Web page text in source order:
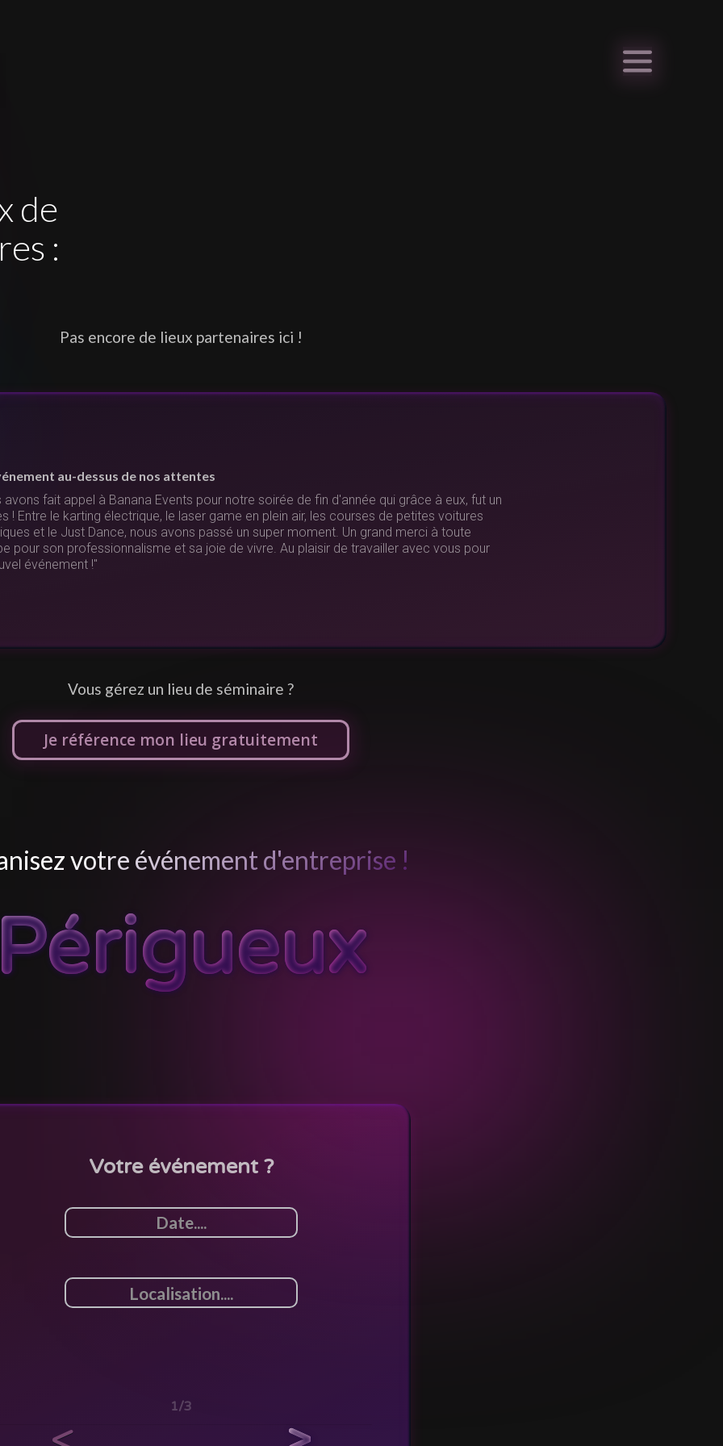
de
:
Pas encore de lieux partenaires ici !
au-dessus de nos attentes
avons fait appel à Banana Events pour notre soirée de fin d'année qui grâce à eux, fut un
! Entre le karting électrique, le laser game en plein air, les courses de petites voitures
et le Just Dance, nous avons passé un super moment. Un grand merci à toute
pour son professionnalisme et sa joie de vivre. Au plaisir de travailler avec vous pour
événement !"
Vous gérez un lieu de séminaire ?
Je référence mon lieu gratuitement
votre événement d'entreprise !
Votre événement ?
1/3